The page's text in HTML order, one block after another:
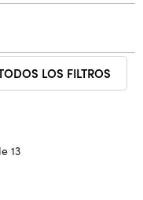
LOS FILTROS
13